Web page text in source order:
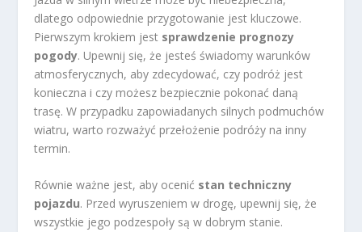
dlatego odpowiednie przygotowanie jest kluczowe.
Pierwszym krokiem jest sprawdzenie prognozy
pogody. Upewnij się, że jesteś świadomy warunków
atmosferycznych, aby zdecydować, czy podróż jest
konieczna i czy możesz bezpiecznie pokonać daną
trasę. W przypadku zapowiadanych silnych podmuchów
wiatru, warto rozważyć przełożenie podróży na inny
termin.
Równie ważne jest, aby ocenić stan techniczny
pojazdu. Przed wyruszeniem w drogę, upewnij się, że
wszystkie jego podzespoły są w dobrym stanie.